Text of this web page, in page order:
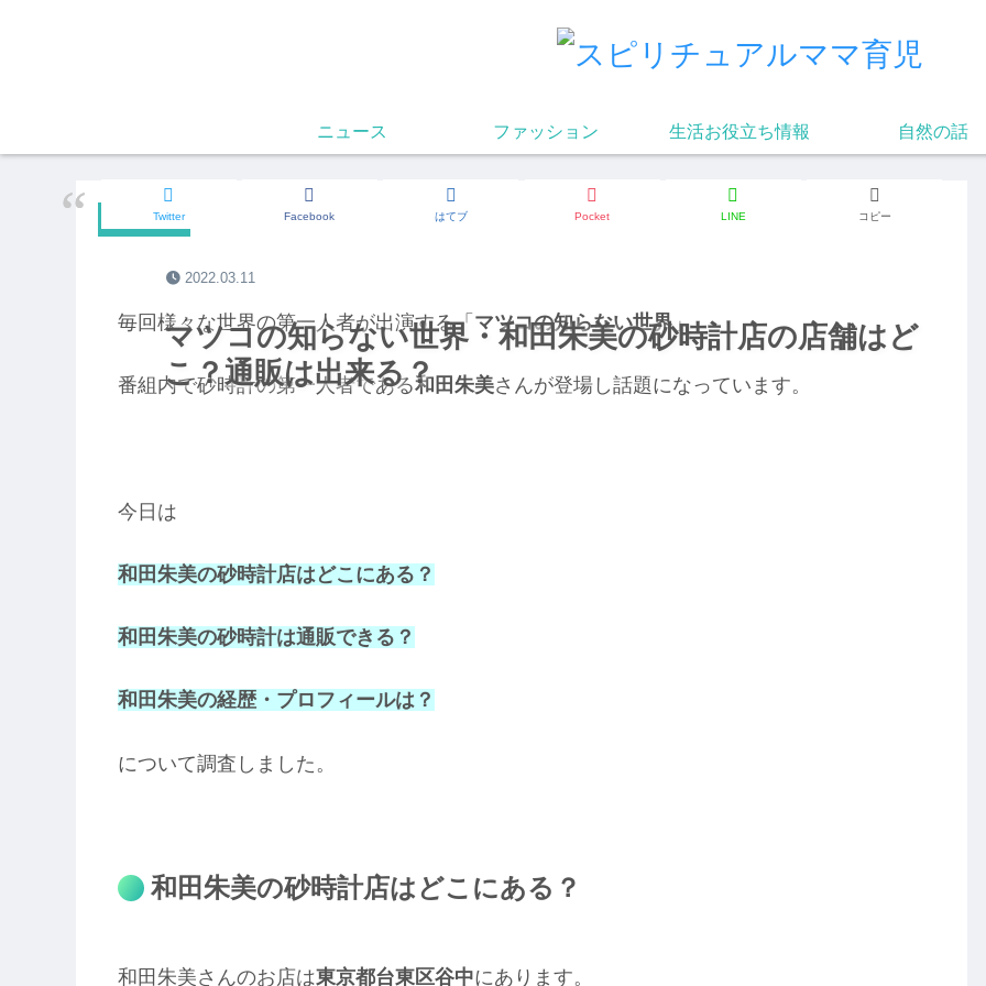
ニュース ファッション 生活お役立ち情報 自然の話
マツコの知らない世界・和田朱美の砂時計店の店舗はど
こ？通販は出来る？
お出かけ
Twitter Facebook はてブ Pocket LINE コピー
2022.03.11
毎回様々な世界の第一人者が出演する「 マツコの知らない世界」
番組内で砂時計の第一人者である和田朱美さんが登場し話題になっています。
今日は
和田朱美の砂時計店はどこにある？
和田朱美の砂時計は通販できる？
和田朱美の経歴・プロフィールは？
について調査しました。
和田朱美の砂時計店はどこにある？
和田朱美さんのお店は東京都台東区谷中にあります。